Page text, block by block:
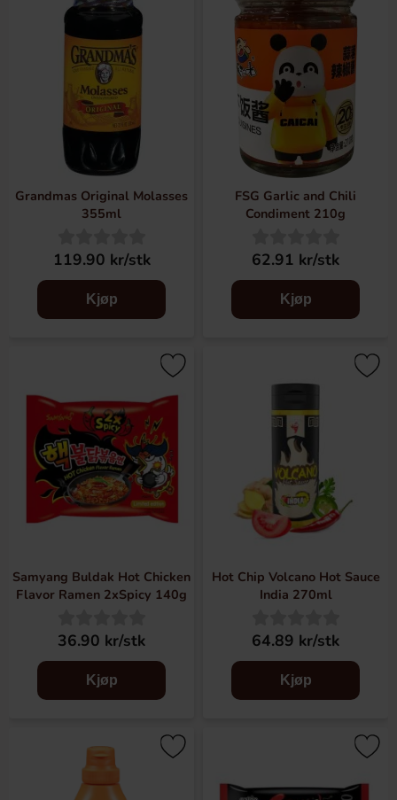
Grandmas Original Molasses
355ml
119.90 kr/stk
Kjøp
FSG Garlic and Chili
Condiment 210g
62.91 kr/stk
Kjøp
Samyang Buldak Hot Chicken
Flavor Ramen 2xSpicy 140g
36.90 kr/stk
Kjøp
Hot Chip Volcano Hot Sauce
India 270ml
64.89 kr/stk
Kjøp